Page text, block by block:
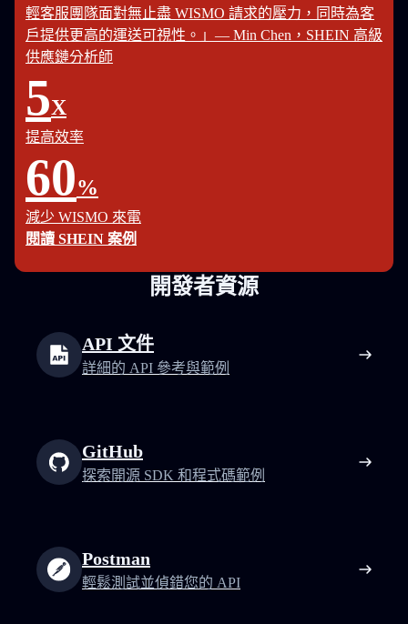
輕客服團隊面對無止盡 WISMO 請求的壓力，同時為客
戶提供更高的運送可視性。」— Min Chen，SHEIN 高級
供應鏈分析師
5X
提高效率
60%
減少 WISMO 來電
閱讀 SHEIN 案例
開發者資源
API 文件
詳細的 API 參考與範例
GitHub
探索開源 SDK 和程式碼範例
Postman
輕鬆測試並偵錯您的 API